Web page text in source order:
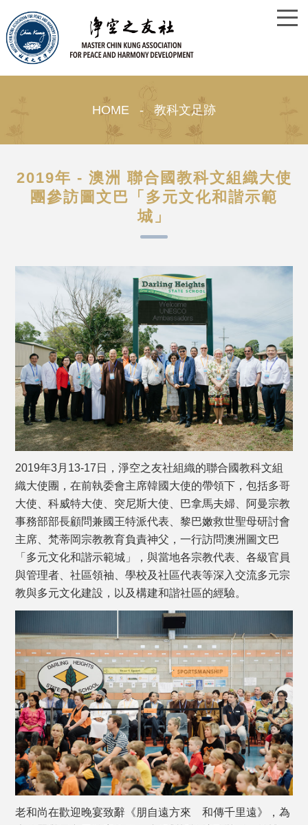
HOME - 教科文足跡
2019年 - 澳洲 聯合國教科文組織大使
團參訪圖文巴「多元文化和諧示範
城」
2019年3月13-17日，淨空之友社組織的聯合國教科文組
織大使團，在前執委會主席韓國大使的帶領下，包括多哥
大使、科威特大使、突尼斯大使、巴拿馬夫婦、阿曼宗教
事務部部長顧問兼國王特派代表、黎巴嫩救世聖母研討會
主席、梵蒂岡宗教教育負責神父，一行訪問澳洲圖文巴
「多元文化和諧示範城」，與當地各宗教代表、各級官員
與管理者、社區領袖、學校及社區代表等深入交流多元宗
教與多元文化建設，以及構建和諧社區的經驗。
老和尚在歡迎晚宴致辭《朋自遠方來 和傳千里遠》，為